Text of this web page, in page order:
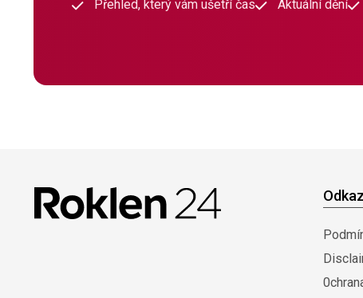
Přehled, který vám ušetří čas Aktuální dění